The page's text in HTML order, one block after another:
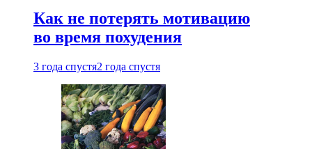
Как не потерять мотивацию
во время похудения
3 года спустя2 года спустя